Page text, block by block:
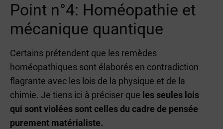
Point n°4: Homéopathie et
mécanique quantique
Certains prétendent que les remèdes
homéopathiques sont élaborés en contradiction
flagrante avec les lois de la physique et de la
chimie. Je tiens ici à préciser que les seules lois
qui sont violées sont celles du cadre de pensée
purement matérialiste.